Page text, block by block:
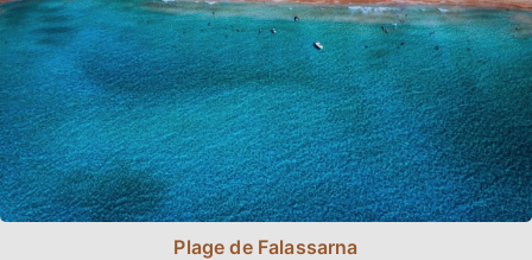
Plage de Falassarna